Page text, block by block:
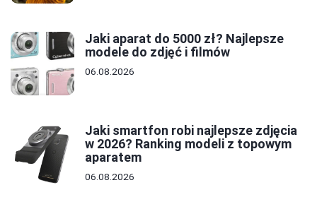
Jaki aparat do 5000 zł? Najlepsze
modele do zdjęć i filmów
06.08.2026
Jaki smartfon robi najlepsze zdjęcia
w 2026? Ranking modeli z topowym
aparatem
06.08.2026